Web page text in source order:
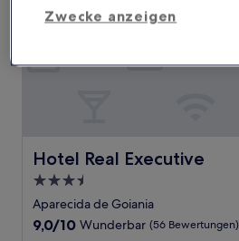
Hotel Real Executive
Hotel Real Executive
3.5-
Sterne-
Unterkunft
Aparecida de Goiania
9.0
9,0/10 Wunderbar (56 Bewertungen)
Zwecke anzeigen